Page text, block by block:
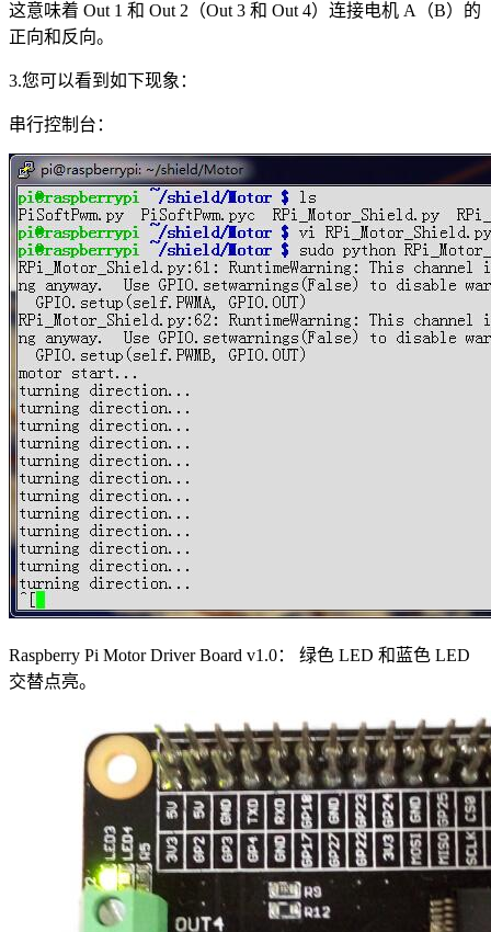
这意味着 Out 1 和 Out 2（Out 3 和 Out 4）连接电机 A（B）的
正向和反向。
3.您可以看到如下现象：
串行控制台：
Raspberry Pi Motor Driver Board v1.0： 绿色 LED 和蓝色 LED
交替点亮。